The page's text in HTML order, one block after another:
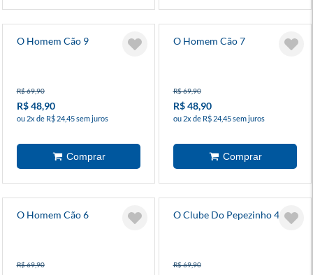
O Homem Cão 9
R$ 69,90
R$ 48,90
ou 2x de R$ 24,45 sem juros
O Homem Cão 7
R$ 69,90
R$ 48,90
ou 2x de R$ 24,45 sem juros
O Homem Cão 6
R$ 69,90
O Clube Do Pepezinho 4
R$ 69,90